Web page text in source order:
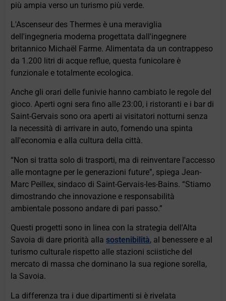
più ampia verso un turismo più verde.
L'Ascenseur des Thermes è una meraviglia
dell'ingegneria moderna progettata dall'ingegnere
britannico Michaël Farme. Alimentata da un contrappeso
da 1.200 litri di acque reflue, questa funicolare è
funzionale e totalmente ecologica.
Anche gli orari delle funivie hanno cambiato le regole del
gioco. Aperti ogni sera fino alle 23:00, i ristoranti e i bar di
Saint-Gervais sono ora aperti ai visitatori notturni senza
la necessità di arrivare in auto, fornendo una spinta
all'economia e alla cultura della città.
“Non si tratta solo di trasporti, ma di reinventare l'accesso
alle montagne per le generazioni future”, spiega Jean-
Marc Peillex, sindaco di Saint-Gervais-les-Bains. “Stiamo
dimostrando che innovazione e responsabilità
ambientale possono andare di pari passo.”
Questi progetti sono in linea con la strategia dell'Alta
Savoia di dare priorità allasostenibilità, al benessere e al
turismo culturale rispetto alle stazioni sciistiche del
mercato di massa che dominano la sua regione sorella,
la Savoia.
La differenza tra i due dipartimenti si è rivelata